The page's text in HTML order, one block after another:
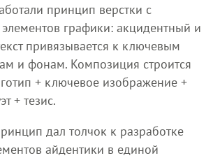
принцип верстки с
графики: акцидентный и
привязывается к ключевым
и фонам. Композиция строится
+ ключевое изображение +
+ тезис.
дал толчок к разработке
айдентики в единой